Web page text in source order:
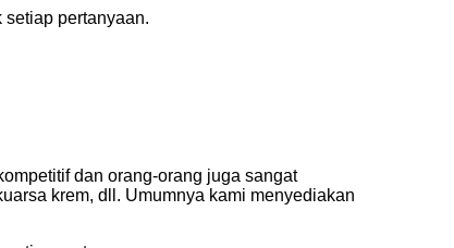
pertanyaan.
dan orang-orang juga sangat
krem, dll. Umumnya kami menyediakan